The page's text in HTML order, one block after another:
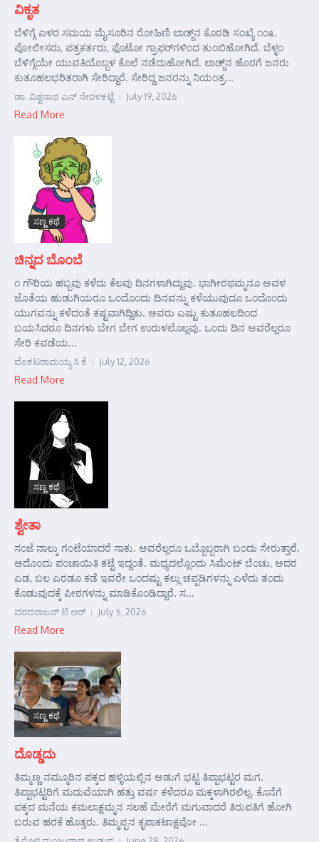
ವಿಕೃತ
ಬೆಳಿಗ್ಗೆ ಏಳರ ಸಮಯ ಮೈಸೂರಿನ ರೋಹಿಣಿ ಲಾಡ್ಜ್‌ನ ಕೊಠಡಿ ಸಂಖ್ಯೆ ೧೦೩.
ಪೋಲೀಸರು, ಪತ್ರಕರ್ತರು, ಫೊಟೋ ಗ್ರಾಫರ್‌ಗಳಿಂದ ತುಂಬಿಹೋಗಿದೆ. ಬೆಳ್ಳಂ
ಬೆಳಿಗ್ಗೆಯೇ ಯುವತಿಯೊಬ್ಬಳ ಕೊಲೆ ನಡೆದುಹೋಗಿದೆ. ಲಾಡ್ಜ್‌ನ ಹೊರಗೆ ಜನರು
ಕುತೂಹಲಭರಿತರಾಗಿ ಸೇರಿದ್ದಾರೆ. ಸೇರಿದ್ದ ಜನರನ್ನು ನಿಯಂತ್ರ...
ಡಾ. ವಿಶ್ವನಾಥ ಎನ್ ನೇರಳಕಟ್ಟೆ July 19, 2026
Read More
ಸಣ್ಣ ಕಥೆ
ಚಿನ್ನದ ಬೊಂಬೆ
೧ ಗೌರಿಯ ಹಬ್ಬವು ಕಳೆದು ಕೆಲವು ದಿನಗಳಾಗಿದ್ದುವು. ಭಾಗೀರಥಮ್ಮನೂ ಅವಳ
ಜೊತೆಯ ಹುಡುಗಿಯರೂ ಒಂದೊಂದು ದಿನವನ್ನು ಕಳೆಯುವುದೂ ಒಂದೊಂದು
ಯುಗವನ್ನು ಕಳೆದಂತೆ ಕಷ್ಟವಾಗಿದ್ದಿತು. ಅವರು ಎಷ್ಟು ಕುತೂಹಲದಿಂದ
ಬಯಸಿದರೂ ದಿನಗಳು ಬೇಗ ಬೇಗ ಉರುಳಲೊಲ್ಲವು. ಒಂದು ದಿನ ಅವರೆಲ್ಲರೂ
ಸೇರಿ ಕವಡೆಯ...
ವೆಂಕಟರಾಮಯ್ಯ ಸಿ ಕೆ July 12, 2026
Read More
ಸಣ್ಣ ಕಥೆ
ಶ್ವೇತಾ
ಸಂಜೆ ನಾಲ್ಕು ಗಂಟೆಯಾದರೆ ಸಾಕು. ಅವರೆಲ್ಲರೂ ಒಬ್ಬೊಬ್ಬರಾಗಿ ಬಂದು ಸೇರುತ್ತಾರೆ.
ಅದೊಂದು ಪಂಚಾಯಿತಿ ಕಟ್ಟೆ ಇದ್ದಂತೆ. ಮಧ್ಯದಲ್ಲೊಂದು ಸಿಮೆಂಟ್ ಬೆಂಚು, ಅದರ
ಎಡ, ಬಲ ಎರಡೂ ಕಡೆ ಇವರೇ ಒಂದಷ್ಟು ಕಲ್ಲು ಚಪ್ಪಡಿಗಳನ್ನು ಎಳೆದು ತಂದು
ಕೊಡುವುದಕ್ಕೆ ಪೀಠಗಳನ್ನು ಮಾಡಿಕೊಂಡಿದ್ದಾರೆ. ಸ...
ವರದರಾಜನ್ ಟಿ ಆರ್ July 5, 2026
Read More
ಸಣ್ಣ ಕಥೆ
ದೊಡ್ಡದು
ತಿಮ್ಮಣ್ಣ ನಮ್ಮೂರಿನ ಪಕ್ಕದ ಹಳ್ಳಿಯಲ್ಲಿನ ಅಡುಗೆ ಭಟ್ಟ ತಿಪ್ಪಾಭಟ್ಟರ ಮಗ.
ತಿಪ್ಪಾಭಟ್ಟರಿಗೆ ಮದುವೆಯಾಗಿ ಹತ್ತು ವರ್ಷ ಕಳೆದರೂ ಮಕ್ಕಳಾಗಿರಲಿಲ್ಲ. ಕೊನೆಗೆ
ಪಕ್ಕದ ಮನೆಯ ಕಮಲಾಕ್ಷಮ್ಮನ ಸಲಹೆ ಮೇರೆಗೆ ಮಗುವಾದರೆ ತಿರುಪತಿಗೆ ಹೋಗಿ
ಬರುವ ಹರಕೆ ಹೊತ್ತರು. ತಿಮ್ಮಪ್ಪನ ಕೃಪಾಕಟಾಕ್ಷವೋ ...